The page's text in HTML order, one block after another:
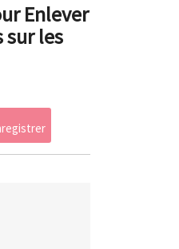
Enlever
sur les